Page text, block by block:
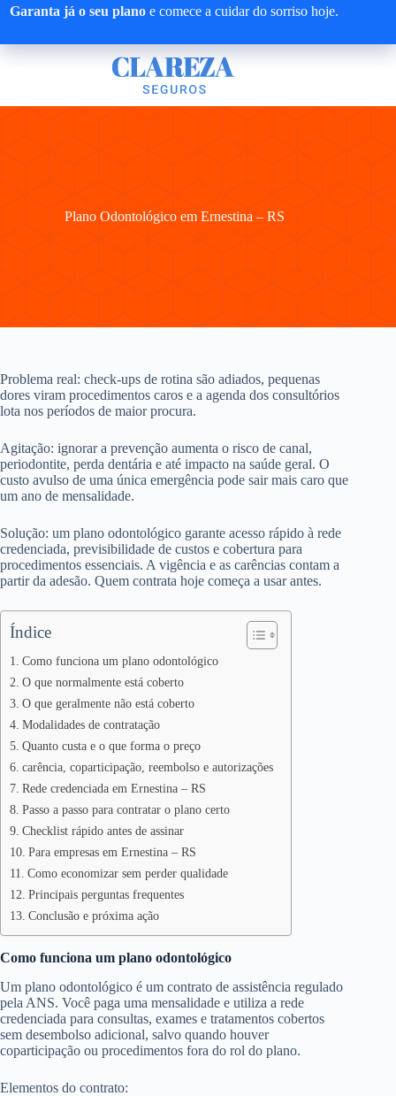
Pular
Garanta já o seu plano e comece a cuidar do sorriso hoje.
Plano Odontológico em Ernestina – RS
Problema real: check-ups de rotina são adiados, pequenas
dores viram procedimentos caros e a agenda dos consultórios
lota nos períodos de maior procura.
Agitação: ignorar a prevenção aumenta o risco de canal,
periodontite, perda dentária e até impacto na saúde geral. O
custo avulso de uma única emergência pode sair mais caro que
um ano de mensalidade.
Solução: um plano odontológico garante acesso rápido à rede
credenciada, previsibilidade de custos e cobertura para
procedimentos essenciais. A vigência e as carências contam a
partir da adesão. Quem contrata hoje começa a usar antes.
Índice
Como funciona um plano odontológico
O que normalmente está coberto
O que geralmente não está coberto
Modalidades de contratação
Quanto custa e o que forma o preço
carência, coparticipação, reembolso e autorizações
Rede credenciada em Ernestina – RS
Passo a passo para contratar o plano certo
Checklist rápido antes de assinar
Para empresas em Ernestina – RS
Como economizar sem perder qualidade
Principais perguntas frequentes
Conclusão e próxima ação
Como funciona um plano odontológico
Um plano odontológico é um contrato de assistência regulado
pela ANS. Você paga uma mensalidade e utiliza a rede
credenciada para consultas, exames e tratamentos cobertos
sem desembolso adicional, salvo quando houver
coparticipação ou procedimentos fora do rol do plano.
Elementos do contrato: